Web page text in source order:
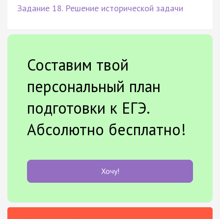
Задание 18. Решение исторической задачи
Составим твой
персональный план
подготовки к ЕГЭ.
Абсолютно бесплатно!
Хочу!